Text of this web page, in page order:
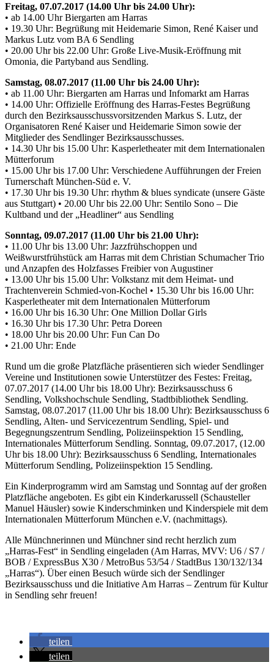
Freitag, 07.07.2017 (14.00 Uhr bis 24.00 Uhr):
• ab 14.00 Uhr Biergarten am Harras
• 19.30 Uhr: Begrüßung mit Heidemarie Simon, René Kaiser und
Markus Lutz vom BA 6 Sendling
• 20.00 Uhr bis 22.00 Uhr: Große Live-Musik-Eröffnung mit
Omonia, die Partyband aus Sendling.
Samstag, 08.07.2017 (11.00 Uhr bis 24.00 Uhr):
• ab 11.00 Uhr: Biergarten am Harras und Infomarkt am Harras
• 14.00 Uhr: Offizielle Eröffnung des Harras-Festes Begrüßung
durch den Bezirksausschussvorsitzenden Markus S. Lutz, der
Organisatoren René Kaiser und Heidemarie Simon sowie der
Mitglieder des Sendlinger Bezirksausschusses.
• 14.30 Uhr bis 15.00 Uhr: Kasperletheater mit dem Internationalen
Mütterforum
• 15.00 Uhr bis 17.00 Uhr: Verschiedene Aufführungen der Freien
Turnerschaft München-Süd e. V.
• 17.30 Uhr bis 19.30 Uhr: rhythm & blues syndicate (unsere Gäste
aus Stuttgart) • 20.00 Uhr bis 22.00 Uhr: Sentilo Sono – Die
Kultband und der „Headliner“ aus Sendling
Sonntag, 09.07.2017 (11.00 Uhr bis 21.00 Uhr):
• 11.00 Uhr bis 13.00 Uhr: Jazzfrühschoppen und
Weißwurstfrühstück am Harras mit dem Christian Schumacher Trio
und Anzapfen des Holzfasses Freibier von Augustiner
• 13.00 Uhr bis 15.00 Uhr: Volkstanz mit dem Heimat- und
Trachtenverein Schmied-von-Kochel • 15.30 Uhr bis 16.00 Uhr:
Kasperletheater mit dem Internationalen Mütterforum
• 16.00 Uhr bis 16.30 Uhr: One Million Dollar Girls
• 16.30 Uhr bis 17.30 Uhr: Petra Doreen
• 18.00 Uhr bis 20.00 Uhr: Fun Can Do
• 21.00 Uhr: Ende
Rund um die große Platzfläche präsentieren sich wieder Sendlinger
Vereine und Institutionen sowie Unterstützer des Festes: Freitag,
07.07.2017 (14.00 Uhr bis 18.00 Uhr): Bezirksausschuss 6
Sendling, Volkshochschule Sendling, Stadtbibliothek Sendling.
Samstag, 08.07.2017 (11.00 Uhr bis 18.00 Uhr): Bezirksausschuss 6
Sendling, Alten- und Servicezentrum Sendling, Spiel- und
Begegnungszentrum Sendling, Polizeiinspektion 15 Sendling,
Internationales Mütterforum Sendling. Sonntag, 09.07.2017, (12.00
Uhr bis 18.00 Uhr): Bezirksausschuss 6 Sendling, Internationales
Mütterforum Sendling, Polizeiinspektion 15 Sendling.
Ein Kinderprogramm wird am Samstag und Sonntag auf der großen
Platzfläche angeboten. Es gibt ein Kinderkarussell (Schausteller
Manuel Häusler) sowie Kinderschminken und Kinderspiele mit dem
Internationalen Mütterforum München e.V. (nachmittags).
Alle Münchnerinnen und Münchner sind recht herzlich zum
„Harras-Fest“ in Sendling eingeladen (Am Harras, MVV: U6 / S7 /
BOB / ExpressBus X30 / MetroBus 53/54 / StadtBus 130/132/134
„Harras“). Über einen Besuch würde sich der Sendlinger
Bezirksausschuss und die Initiative Am Harras – Zentrum für Kultur
in Sendling sehr freuen!
teilen
teilen